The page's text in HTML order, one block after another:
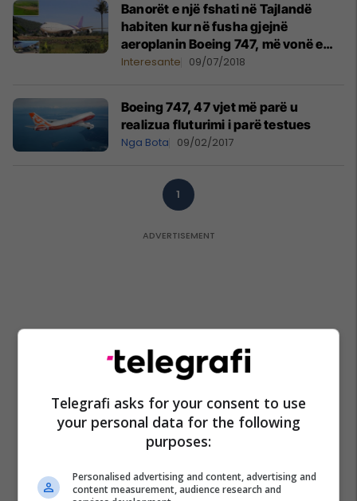
Banorët e një fshati në Tajlandë
habiten kur në fusha gjejnë
aeroplanin Boeing 747, më vonë e
kuptojnë se pronari i tokës e kishte
Interesante 09/07/2018
Boeing 747, 47 vjet më parë u
realizua fluturimi i parë testues
Nga Bota 09/02/2017
1
Telegrafi asks for your consent to use
your personal data for the following
purposes:
Personalised advertising and content, advertising and
content measurement, audience research and